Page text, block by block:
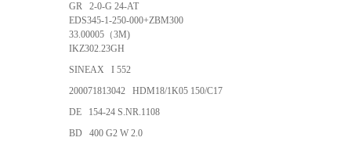
GR 2-0-G 24-AT
EDS345-1-250-000+ZBM300
33.00005（3M)
IKZ302.23GH
SINEAX I 552
200071813042 HDM18/1K05 150/C17
DE 154-24 S.NR.1108
BD 400 G2 W 2.0